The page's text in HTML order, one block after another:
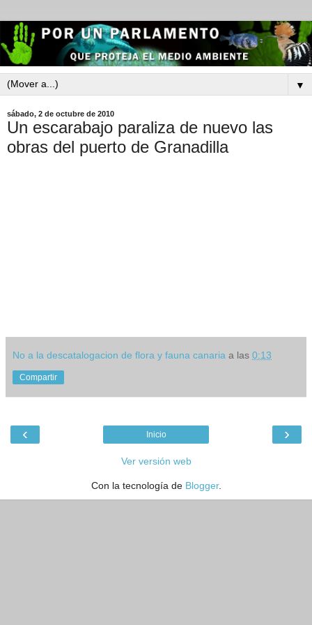
▼
sábado, 2 de octubre de 2010
Un escarabajo paraliza de nuevo las
obras del puerto de Granadilla
No a la descatalogacion de flora y fauna canaria a las 0:13
Compartir
‹ ›
Inicio
Ver versión web
Con la tecnología de Blogger.